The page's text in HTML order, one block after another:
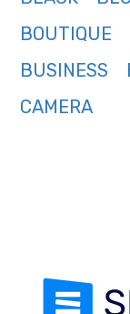
BOUTIQUE
BUSINESS
CAMERA